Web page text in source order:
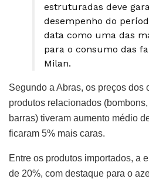
estruturadas deve
desempenho do
data como uma das
para o consumo das
Milan.
Segundo a Abras, os preços dos
produtos relacionados
barras) tiveram aumento médio
ficaram 5% mais caras.
Entre os produtos importados, a
de 20%, com destaque para o